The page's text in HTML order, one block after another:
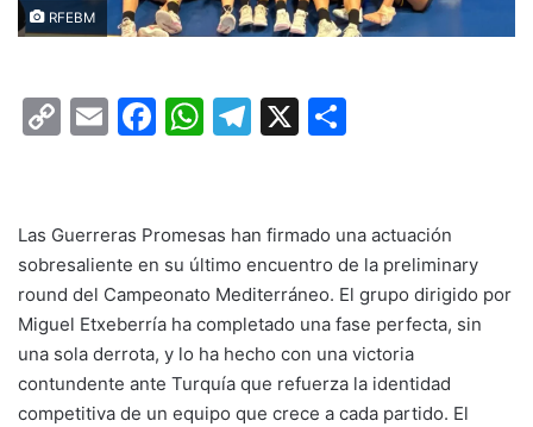
RFEBM
C
y
Li
n
k
E
l
F
e
b
o
o
k
W
s
A
p
p
T
gr
a
m
X
p
ar
tir
Las Guerreras Promesas han firmado una actuación
sobresaliente en su último encuentro de la preliminary
round del Campeonato Mediterráneo. El grupo dirigido por
Miguel Etxeberría ha completado una fase perfecta, sin
una sola derrota, y lo ha hecho con una victoria
contundente ante Turquía que refuerza la identidad
competitiva de un equipo que crece a cada partido. El